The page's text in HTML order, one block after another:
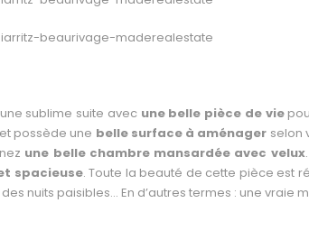
sublime suite avec une belle pièce de vie
possède une belle surface à aménager selon
une belle chambre mansardée avec velux
spacieuse. Toute la beauté de cette pièce est
nuits paisibles… En d’autres termes : une vraie